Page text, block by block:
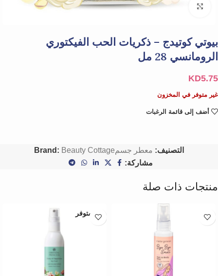
Click to enlarge
بيوتي كوتيدج – ذكريات الحب الفيكتوري
الرومانسي 28 مل
KD5.75
غير متوفر في المخزون
أضف إلى قائمة الرغبات
التصنيف: معطر جسم Brand: Beauty Cottage
مشاركة:
منتجات ذات صلة
غير متوفر